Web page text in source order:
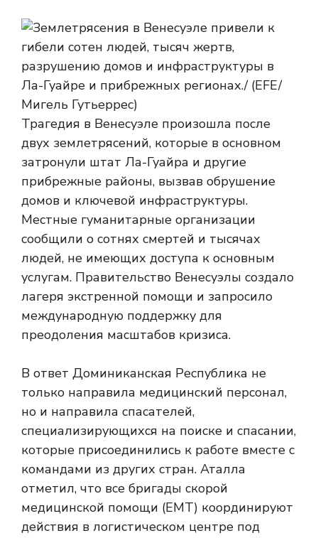
Трагедия в Венесуэле произошла после
двух землетрясений, которые в основном
затронули штат Ла-Гуайра и другие
прибрежные районы, вызвав обрушение
домов и ключевой инфраструктуры.
Местные гуманитарные организации
сообщили о сотнях смертей и тысячах
людей, не имеющих доступа к основным
услугам. Правительство Венесуэлы создало
лагеря экстренной помощи и запросило
международную поддержку для
преодоления масштабов кризиса.
В ответ Доминиканская Республика не
только направила медицинский персонал,
но и направила спасателей,
специализирующихся на поиске и спасании,
которые присоединились к работе вместе с
командами из других стран. Аталла
отметил, что все бригады скорой
медицинской помощи (ЕМТ) координируют
действия в логистическом центре под